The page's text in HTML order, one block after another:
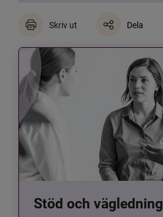
Skriv ut Dela
Stöd och vägledning